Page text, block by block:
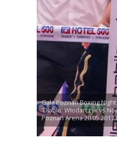
Gala Poznań Boxing
'Diablo' Włodarczyk vs
Poznań Arena 20.05.2017